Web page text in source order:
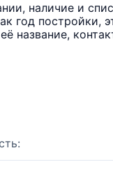
наличие и
год постройки,
название,